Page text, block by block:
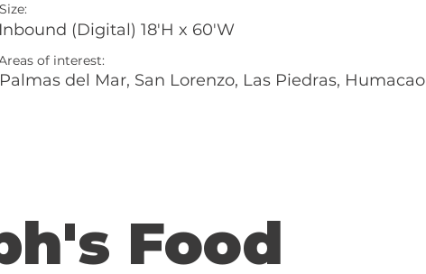
Food
Size:
Inbound (Digital) 18'H x 60'W
of interest:
Palmas del Mar, San Lorenzo, Las Piedras, Humacao